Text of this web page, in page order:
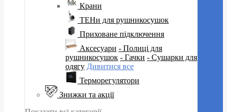
Крани
ТЕНи для рушникосушок
Приховане підключення
Аксесуари - Полиці для
рушникосушок - Гачки - Сушарки для
одягу Дивитися все
Терморегулятори
Знижки та акції